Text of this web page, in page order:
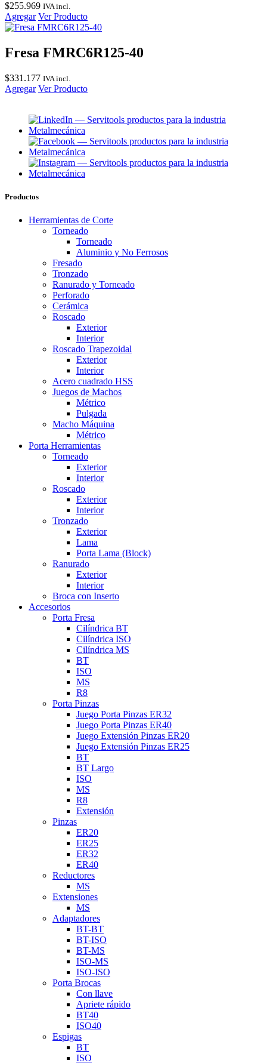
$255.969 IVA incl.
Agregar Ver Producto
Fresa FMRC6R125-40
$331.177 IVA incl.
Agregar Ver Producto
Productos
Herramientas de Corte
Torneado
Torneado
Aluminio y No Ferrosos
Fresado
Tronzado
Ranurado y Torneado
Perforado
Cerámica
Roscado
Exterior
Interior
Roscado Trapezoidal
Exterior
Interior
Acero cuadrado HSS
Juegos de Machos
Métrico
Pulgada
Macho Máquina
Métrico
Porta Herramientas
Torneado
Exterior
Interior
Roscado
Exterior
Interior
Tronzado
Exterior
Lama
Porta Lama (Block)
Ranurado
Exterior
Interior
Broca con Inserto
Accesorios
Porta Fresa
Cilíndrica BT
Cilíndrica ISO
Cilíndrica MS
BT
ISO
MS
R8
Porta Pinzas
Juego Porta Pinzas ER32
Juego Porta Pinzas ER40
Juego Extensión Pinzas ER20
Juego Extensión Pinzas ER25
BT
BT Largo
ISO
MS
R8
Extensión
Pinzas
ER20
ER25
ER32
ER40
Reductores
MS
Extensiones
MS
Adaptadores
BT-BT
BT-ISO
BT-MS
ISO-MS
ISO-ISO
Porta Brocas
Con llave
Apriete rápido
BT40
ISO40
Espigas
BT
ISO